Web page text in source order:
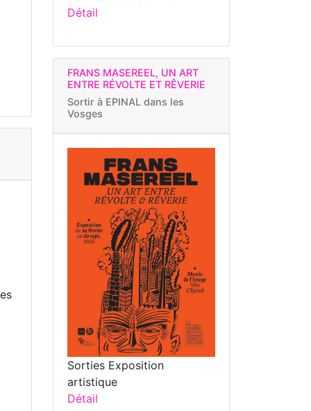
Détail
FRANS MASEREEL, UN ART
ENTRE RÉVOLTE ET RÊVERIE
Sortir à EPINAL dans les
Vosges
Sorties Exposition
artistique
Détail